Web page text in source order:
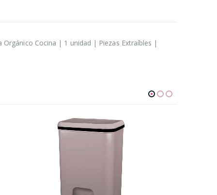
Cocina | 1 unidad | Piezas Extraíbles |